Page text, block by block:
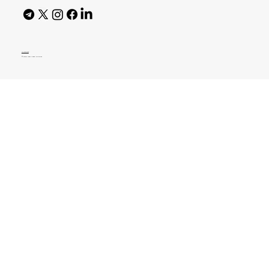
AI Policy
© 2026 High Bar Journal